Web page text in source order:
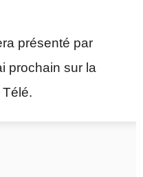
présenté par
prochain sur la